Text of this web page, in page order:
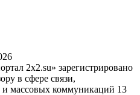
2x2.su» зарегистрировано
в сфере связи,
массовых коммуникаций 13